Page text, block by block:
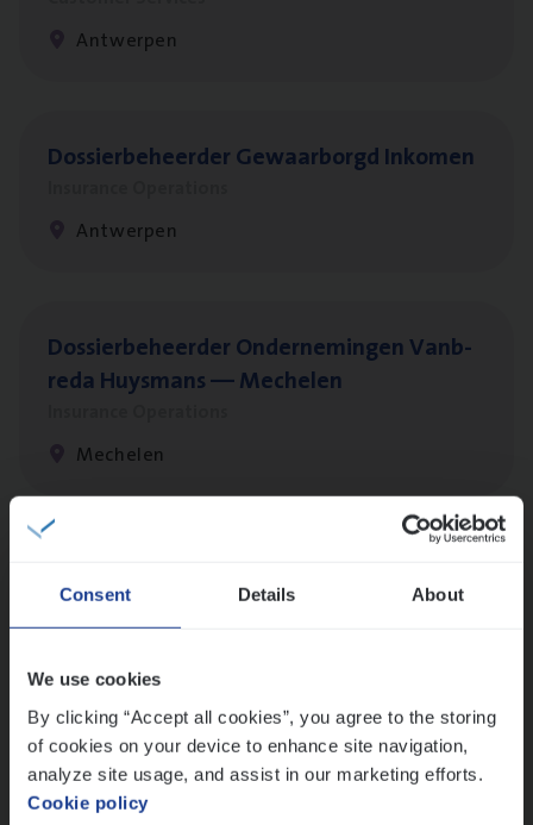
Consent Details About
We use cookies
By clicking “Accept all cookies”, you agree to the storing
of cookies on your device to enhance site navigation,
analyze site usage, and assist in our marketing efforts.
Cookie policy
Antwerpen
Dos­sier­be­heer­der Gewaar­borgd Inkomen
Antwerpen
Dos­sier­be­heer­der Onder­ne­min­gen Van­b­
re­da Huys­mans — Mechelen
Mechelen
Insurance Operations
Dos­sier­be­heer­der ver­ze­ke­rin­gen — Soci­al
Pro­fit en Public